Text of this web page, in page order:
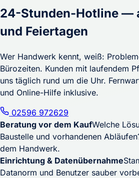
24-Stunden-Hotline —
und Feiertagen
Wer Handwerk kennt, weiß:
Bürozeiten. Kunden mit laufendem
uns täglich rund um die Uhr.
und Online-Hilfe inklusive.
02596 972629
Beratung vor dem KaufWelche
Baustelle und vorhandenen
dem Handwerk.
Einrichtung & Datenübernahme
Datanorm und Benutzer sauber